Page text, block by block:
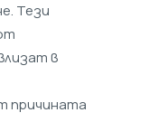
Тези
в
причината